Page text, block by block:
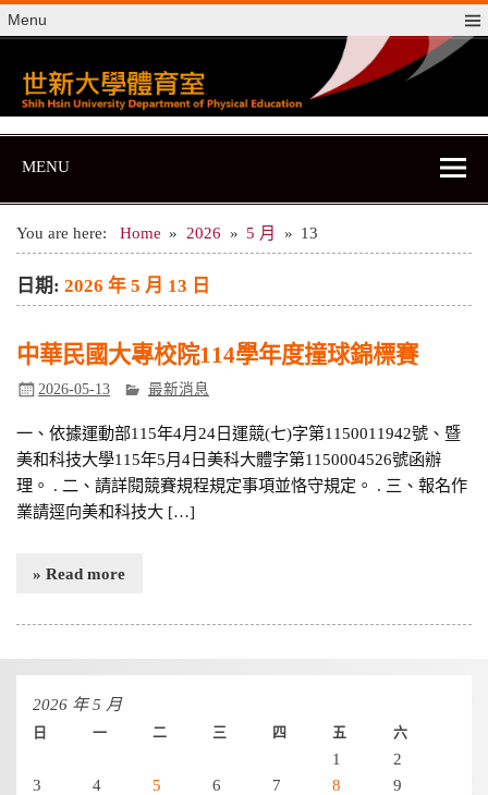
Skip
to
content
Menu
世新大學體育室
世新大學體育室
MENU
You are here: Home 2026 5 月 13
日期:2026 年 5 月 13 日
中華民國大專校院114學年度撞球錦標賽
2026-05-13 最新消息
一、依據運動部115年4月24日運競(七)字第1150011942號、暨
美和科技大學115年5月4日美科大體字第1150004526號函辦
理。 . 二、請詳閱競賽規程規定事項並恪守規定。 . 三、報名作
業請逕向美和科技大 […]
» Read more
2026 年 5 月
日 一 二 三 四 五 六
1
2
3
4 5 6 7 8
9